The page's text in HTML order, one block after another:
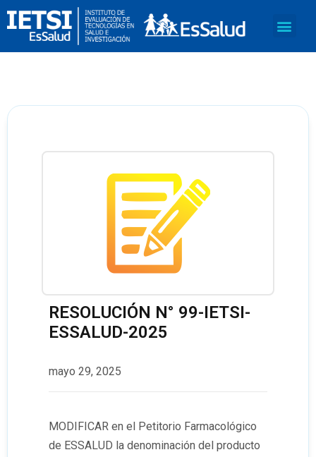
RESOLUCIÓN N° 99-IETSI-
ESSALUD-2025
mayo 29, 2025
MODIFICAR en el Petitorio Farmacológico
de ESSALUD la denominación del producto